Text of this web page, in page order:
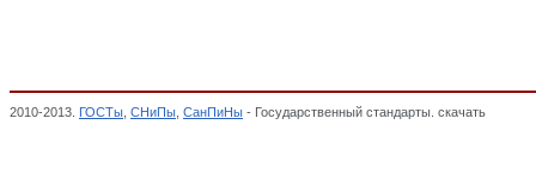
2010-2013. ГОСТы СНиПы СанПиНы - Государственный стандарты. скачать